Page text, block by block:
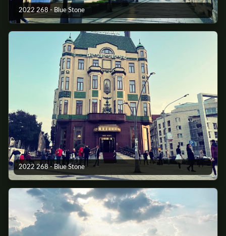
2022 268 - Blue Stone
2022 268 - Blue Stone